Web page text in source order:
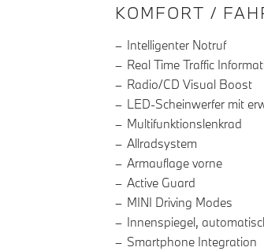
KOMFORT /
Intelligenter Notruf
Real Time Traffic
Radio/CD Visual Boost
LED-Scheinwerfer mit
Multifunktionslenkrad
Allradsystem
Armauflage vorne
Active Guard
MINI Driving Modes
Innenspiegel,
Smartphone Integration